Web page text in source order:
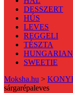
DESSZERT
HÚS
LEVES
REGGELI
TÉSZTA
SWEETIE
Moksha.hu >
sárgarépaleves